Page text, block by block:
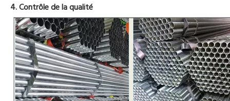
4. Contrôle de la qualité